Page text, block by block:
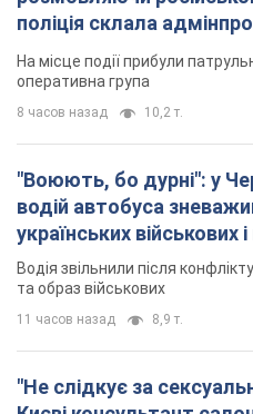
поліція склала
На місце події прибули
оперативна група
8 часов назад 10,2 т.
"Воюють, бо дурні": у
водій автобуса
українських військових
Відео
Водія звільнили після
та образ військових
11 часов назад 8,9 т.
"Не слідкує за